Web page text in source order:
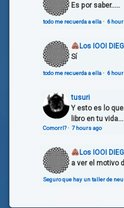
Es por saber.....
todo me recuerda a ella· 6
Los IOOI
Sí
todo me recuerda a ella· 6
tusuri
Y esto es lo
libro en tu vida...
Comorrl?· 7 hours ago
Los IOOI
a ver el motivo
Seguro que hay un taller de